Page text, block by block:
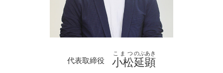
代表取締役 小松
こまつ
延顕
のぶあき